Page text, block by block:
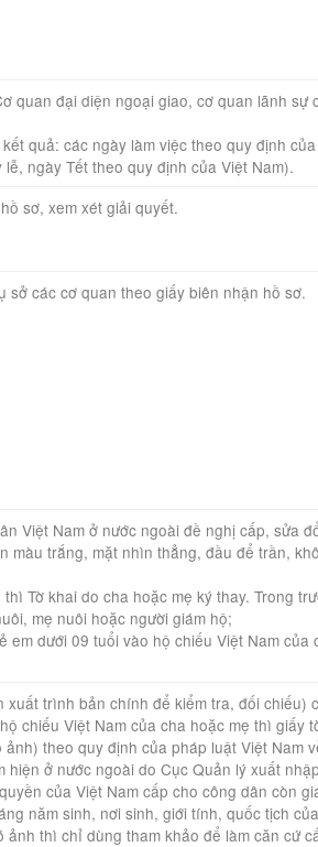
quan đại diện ngoại giao, cơ quan lãnh
quả: các ngày làm việc theo quy định
ngày Tết theo quy định của Việt Nam).
sơ, xem xét giải quyết.
sở các cơ quan theo giấy biên nhận hồ sơ.
Việt Nam ở nước ngoài đề nghị cấp, sửa
màu trắng, mặt nhìn thẳng, đầu để trần,
Tờ khai do cha hoặc mẹ ký thay. Trong
mẹ nuôi hoặc người giám hộ;
dưới 09 tuổi vào hộ chiếu Việt Nam
trình bản chính để kiểm tra, đối
chiếu Việt Nam của cha hoặc mẹ thì giấy
theo quy định của pháp luật Việt Nam
ở nước ngoài do Cục Quản lý xuất
của Việt Nam cấp cho công dân còn
năm sinh, nơi sinh, giới tính, quốc tịch
thì chỉ dùng tham khảo để làm căn cứ